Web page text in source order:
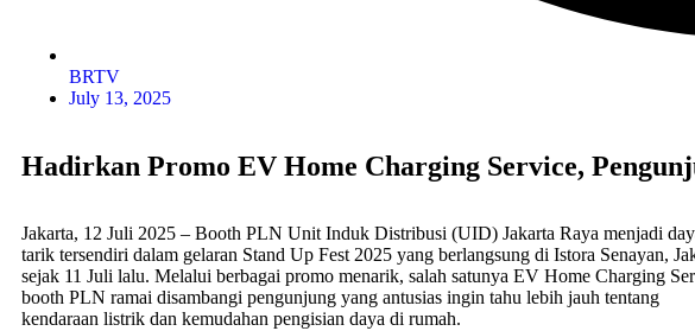
BRTV
July 13, 2025
Hadirkan Promo EV Home Charging Service,
Jakarta, 12 Juli 2025 – Booth PLN Unit Induk Distribusi (UID) Jakarta Raya menjadi
tarik tersendiri dalam gelaran Stand Up Fest 2025 yang berlangsung di Istora Senayan,
sejak 11 Juli lalu. Melalui berbagai promo menarik, salah satunya EV Home Charging
booth PLN ramai disambangi pengunjung yang antusias ingin tahu lebih jauh tentang
kendaraan listrik dan kemudahan pengisian daya di rumah.